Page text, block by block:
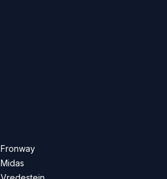
Fronway
Midas